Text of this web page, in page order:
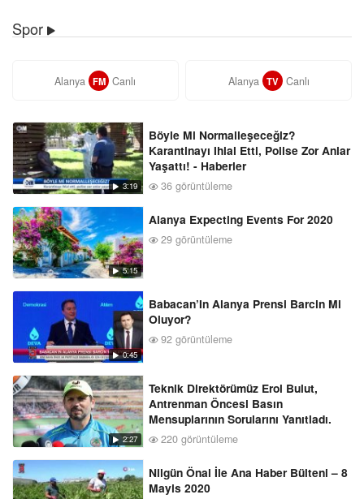
Spor
Alanya FM Canlı Alanya TV Canlı
3:19
Böyle Mi Normalleşeceğiz?
Karantinayı Ihlal Etti, Polise Zor Anlar
Yaşattı! - Haberler
36 görüntüleme
5:15
Alanya Expecting Events For 2020
29 görüntüleme
0:45
Babacan’In Alanya Prensi Barcin Mi
Oluyor?
92 görüntüleme
2:27
Teknik Direktörümüz Erol Bulut,
Antrenman Öncesi Basın
Mensuplarının Sorularını Yanıtladı.
220 görüntüleme
Nilgün Önal İle Ana Haber Bülteni – 8
Mayis 2020